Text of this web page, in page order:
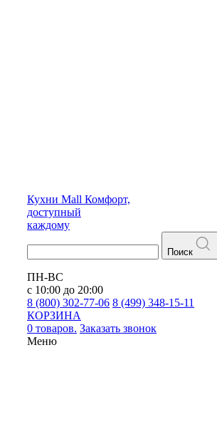
Кухни Mall Комфорт,
доступный
каждому
Поиск
ПН-ВС
с 10:00 до 20:00
8 (800) 302-77-06 8 (499) 348-15-11
КОРЗИНА
0 товаров. Заказать звонок
Меню